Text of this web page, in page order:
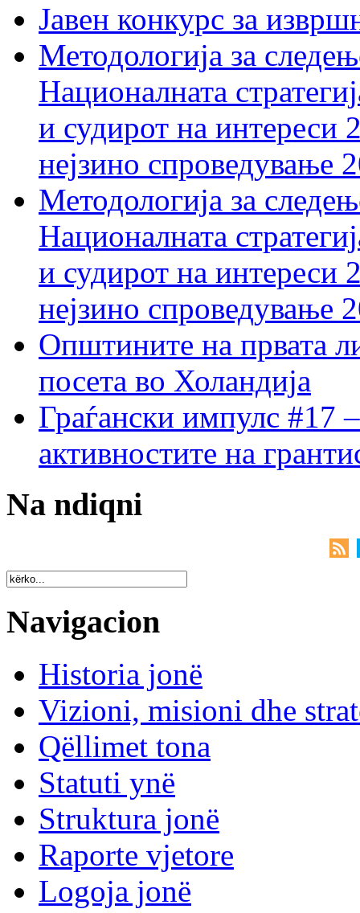
Јавен конкурс за
Методологија за
Националната
и судирот на интереси
нејзино спроведување
Методологија за
Националната
и судирот на интереси
нејзино спроведување
Општините на првата
посета во Холандија
Граѓански импулс #17
активностите на
Na ndiqni
Navigacion
Historia jonë
Vizioni, misioni dhe
Qëllimet tona
Statuti ynë
Struktura jonë
Raporte vjetore
Logoja jonë